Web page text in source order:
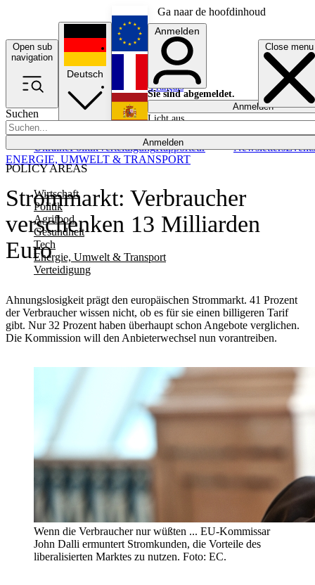
Ga naar de hoofdinhoud
Open sub
navigation
Close menu
Suchen
Anmelden
POLICY AREAS
Wirtschaft
Politik
Agrifood
Gesundheit
Tech
Energie, Umwelt & Transport
Verteidigung
UkrainePolitikVerteidigungRapporteur NewslettersEvents
Deutsch
English
Français
Anmelden
Sie sind abgemeldet.
Anmelden
Licht aus
Strommarkt: Verbraucher
verschenken 13 Milliarden
Euro
Ahnungslosigkeit prägt den europäischen Strommarkt. 41 Prozent
der Verbraucher wissen nicht, ob es für sie einen billigeren Tarif
gibt. Nur 32 Prozent haben überhaupt schon Angebote verglichen.
Die Kommission will den Anbieterwechsel nun vorantreiben.
ENERGIE, UMWELT & TRANSPORT
Wenn die Verbraucher nur wüßten ... EU-Kommissar
John Dalli ermuntert Stromkunden, die Vorteile des
liberalisierten Marktes zu nutzen. Foto: EC.